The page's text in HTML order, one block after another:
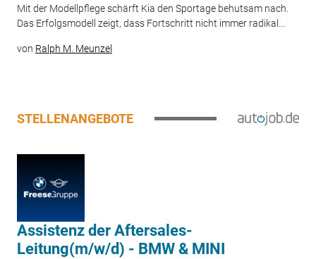
Mit der Modellpflege schärft Kia den Sportage behutsam nach.
Das Erfolgsmodell zeigt, dass Fortschritt nicht immer radikal...
von Ralph M. Meunzel
STELLENANGEBOTE
Assistenz der Aftersales-
Leitung(m/w/d) - BMW & MINI